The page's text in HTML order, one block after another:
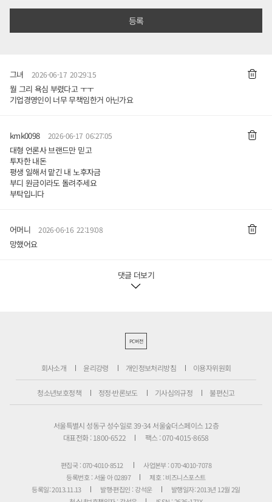
그녀 2026-06-17 20:29:15
뭘 그리 욕심 부렸다고 ㅜㅜ
기업경영인이 너무 무책임한거 아닌가요
kmk0098 2026-06-17 06:27:05
대형 언론사 브랜드만 믿고
투자한 내돈
평생 일해서 맡긴 내 노후자금
부디 원금이라도 돌려주세요
부탁입니다
어머니 2026-06-16 22:19:08
망했어요
댓글 더보기
PC버전
회사소개 윤리강령 개인정보처리방침 이용자위원회
청소년보호정책 정정·반론보도 기사심의규정 불편신고
서울특별시 성동구 성수일로 39-34 서울숲더스페이스 12층
대표전화 : 1800-6522
팩스 : 070-4015-8658
편집국 : 070-4010-8512
사업본부 : 070-4010-7078
등록번호 : 서울 아 02897
제호 : 비즈니스포스트
등록일: 2013.11.13
발행·편집인 : 강석운
발행일자: 2013년 12월 2일